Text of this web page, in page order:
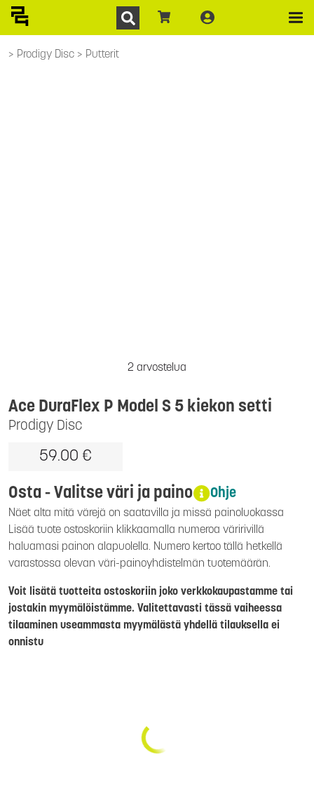
Prodigy Disc Putterit
2 arvostelua
Prodigy Disc
Ace DuraFlex P Model S 5 kiekon setti
59.00 €
Osta - Valitse väri ja paino Ohje
Näet alta mitä värejä on saatavilla ja missä painoluokassa
Lisää tuote ostoskoriin klikkaamalla numeroa väririvillä
haluamasi painon alapuolella. Numero kertoo tällä hetkellä
varastossa olevan väri-painoyhdistelmän tuotemäärän.
Voit lisätä tuotteita ostoskoriin joko verkkokaupastamme tai
jostakin myymälöistämme. Valitettavasti tässä vaiheessa
tilaaminen useammasta myymälästä yhdellä tilauksella ei
onnistu